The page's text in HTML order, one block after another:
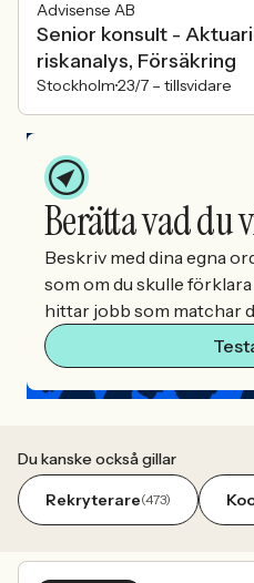
Advisense AB
Senior konsult -
riskanalys, Försäkring
Stockholm23/7 – tillsvidare
Berätta vad du
Beskriv med dina egna
som om du skulle
hittar jobb som matchar
Du kanske också gillar
Rekryterare(473)